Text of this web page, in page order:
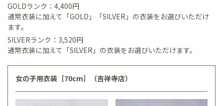
GOLDランク：4,400円
通常衣装に加えて「GOLD」「SILVER」の衣装をお選びいただけ
ます。
SILVERランク：3,520円
通常衣装に加えて「SILVER」の衣装をお選びいただけます。
女の子用衣装［70cm］（吉祥寺店）